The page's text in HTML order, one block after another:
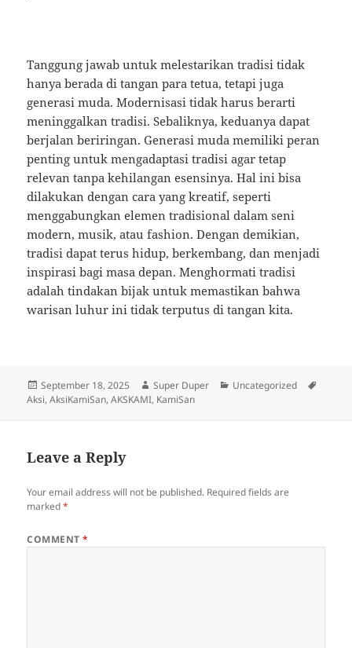
Tanggung jawab untuk melestarikan tradisi tidak
hanya berada di tangan para tetua, tetapi juga
generasi muda. Modernisasi tidak harus berarti
meninggalkan tradisi. Sebaliknya, keduanya dapat
berjalan beriringan. Generasi muda memiliki peran
penting untuk mengadaptasi tradisi agar tetap
relevan tanpa kehilangan esensinya. Hal ini bisa
dilakukan dengan cara yang kreatif, seperti
menggabungkan elemen tradisional dalam seni
modern, musik, atau fashion. Dengan demikian,
tradisi dapat terus hidup, berkembang, dan menjadi
inspirasi bagi masa depan. Menghormati tradisi
adalah tindakan bijak untuk memastikan bahwa
warisan luhur ini tidak terputus di tangan kita.
Posted
on
September 18, 2025 Author
Super Duper Categories
Uncategorized
Aksi,AksiKamiSan,AKSKAMI, KamiSan
Leave a Reply
Your email address will not be published. Required fields are
marked*
COMMENT*